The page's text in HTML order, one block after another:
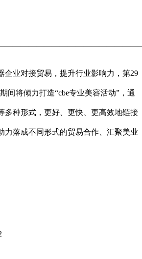
企业对接贸易，提升行业影响力，第29
间将倾力打造“cbe专业美容活动”，通
多种形式，更好、更快、更高效地链接
力落成不同形式的贸易合作、汇聚美业